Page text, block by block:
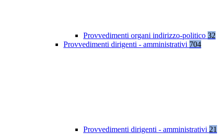
Provvedimenti organi indirizzo-politico 32
Provvedimenti dirigenti - amministrativi 704
Provvedimenti dirigenti - amministrativi 21